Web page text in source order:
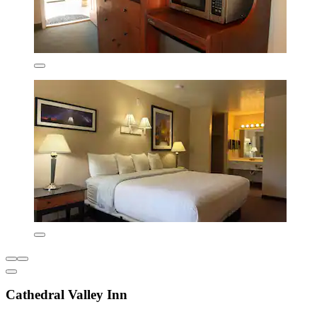
Cathedral Valley Inn